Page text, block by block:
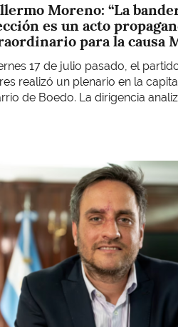
Moreno: “La
es un acto
para la causa
17 de julio pasado, el
realizó un plenario en la
de Boedo. La dirigencia